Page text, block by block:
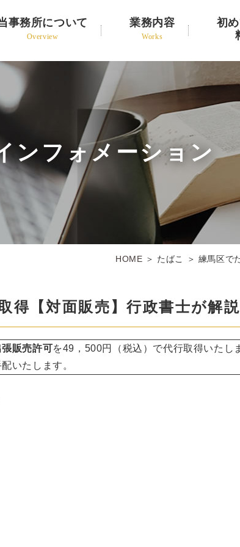
事務所について
Overview
業務内容
Works
初
ンフォメーション
HOME ＞ たばこ ＞ 練馬区で
得【対面販売】行政書士が解説
販売許可を49，500円（税込）で代行取得いたし
いたします。